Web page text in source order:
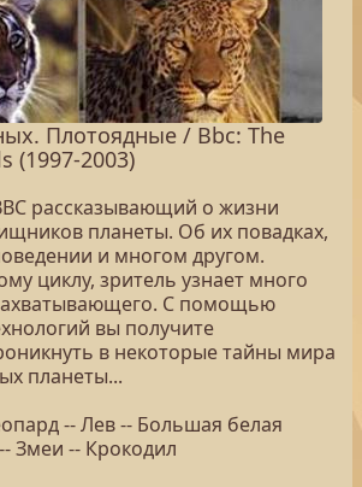
Плотоядные / Bbc: The
(1997-2003)
рассказывающий о жизни
планеты. Об их повадках,
и многом другом.
циклу, зритель узнает много
С помощью
вы получите
в некоторые тайны мира
планеты...
-- Лев -- Большая белая
Змеи -- Крокодил